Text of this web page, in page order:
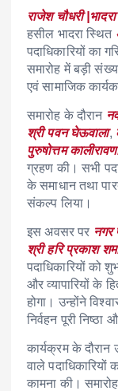
राजेश चौधरी
हसील भादरा स्थित
पदाधिकारियों का
समारोह में बड़ी
एवं सामाजिक
समारोह के दौरान
श्री पवन घेऊवाला,
पुरुषोत्तम
ग्रहण की। सभी
के समाधान तथा
संकल्प लिया।
इस अवसर पर नगर
श्री हरि प्रकाश
पदाधिकारियों को
और व्यापारियों के
होगा। उन्होंने
निर्वहन पूरी निष्ठा
कार्यक्रम के दौरान
वाले
कामना की।